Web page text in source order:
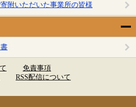
附いただいた事業所の皆様
免責事項
RSS配信について